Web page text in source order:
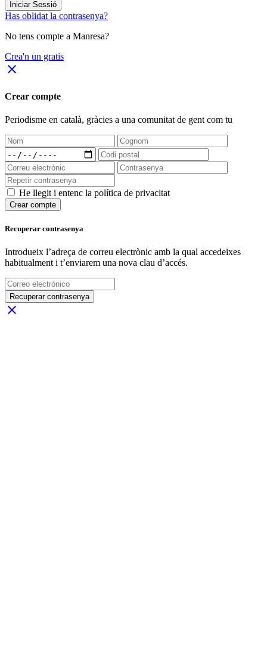
Iniciar Sessió
Has oblidat la contrasenya?
No tens compte a Manresa?
Crea'n un gratis
close
Crear compte
Periodisme en català, gràcies a una comunitat de gent com tu
He llegit i entenc la política de privacitat
Crear compte
Recuperar contrasenya
Introdueix l’adreça de correu electrònic amb la qual accedeixes
habitualment i t’enviarem una nova clau d’accés.
Recuperar contrasenya
close